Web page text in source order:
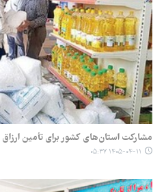
مشارکت استان‌های کشور برای تأمین
۱۴۰۵-۰۴-۱۱ ۰۵:۳۷